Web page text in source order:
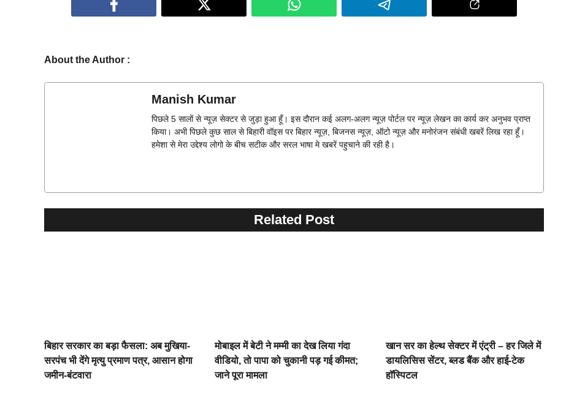
About the Author :
Manish Kumar
पिछले 5 सालों से न्यूज़ सेक्टर से जुड़ा हुआ हूँ। इस दौरान कई अलग-अलग न्यूज़ पोर्टल पर न्यूज़ लेखन का कार्य कर अनुभव प्राप्त
किया। अभी पिछले कुछ साल से बिहारी वॉइस पर बिहार न्यूज़, बिजनस न्यूज़, ऑटो न्यूज़ और मनोरंजन संबंधी खबरें लिख रहा हूँ।
हमेशा से मेरा उद्देश्य लोगो के बीच सटीक और सरल भाषा मे खबरें पहुचाने की रही है।
Related Post
बिहार सरकार का बड़ा फैसला: अब मुखिया-
सरपंच भी देंगे मृत्यु प्रमाण पत्र, आसान होगा
जमीन-बंटवारा
मोबाइल में बेटी ने मम्मी का देख लिया गंदा
वीडियो, तो पापा को चुकानी पड़ गई कीमत;
जाने पूरा मामला
खान सर का हेल्थ सेक्टर में एंट्री – हर जिले में
डायलिसिस सेंटर, ब्लड बैंक और हाई-टेक
हॉस्पिटल